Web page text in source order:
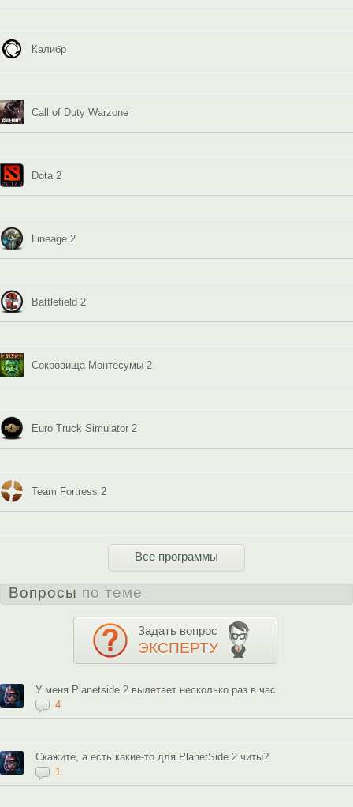
Калибр
Call of Duty Warzone
Dota 2
Lineage 2
Battlefield 2
Сокровища Монтесумы 2
Euro Truck Simulator 2
Team Fortress 2
Все программы
Вопросы по теме
Задать вопрос
ЭКСПЕРТУ
У меня Planetside 2 вылетает несколько раз в час.
4
Скажите, а есть какие-то для PlanetSide 2 читы?
1